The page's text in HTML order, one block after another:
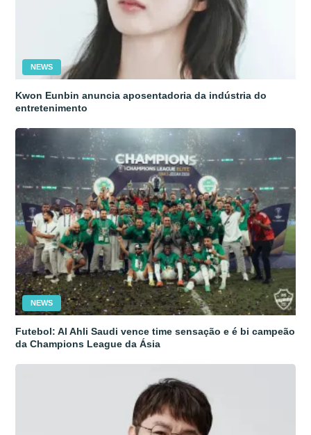
NEWS
Kwon Eunbin anuncia aposentadoria da indústria do
entretenimento
NEWS
Futebol: Al Ahli Saudi vence time sensação e é bi campeão
da Champions League da Ásia